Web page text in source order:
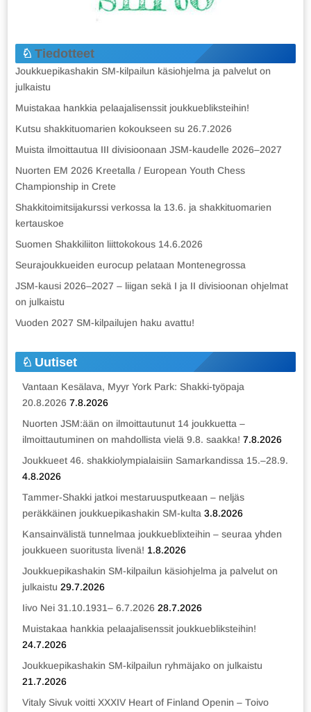
Tiedotteet
Joukkuepikashakin SM-kilpailun käsiohjelma ja palvelut on
julkaistu
Muistakaa hankkia pelaajalisenssit joukkuebliksteihin!
Kutsu shakkituomarien kokoukseen su 26.7.2026
Muista ilmoittautua III divisioonaan JSM-kaudelle 2026–2027
Nuorten EM 2026 Kreetalla / European Youth Chess
Championship in Crete
Shakkitoimitsijakurssi verkossa la 13.6. ja shakkituomarien
kertauskoe
Suomen Shakkiliiton liittokokous 14.6.2026
Seurajoukkueiden eurocup pelataan Montenegrossa
JSM-kausi 2026–2027 – liigan sekä I ja II divisioonan ohjelmat
on julkaistu
Vuoden 2027 SM-kilpailujen haku avattu!
Uutiset
Vantaan Kesälava, Myyr York Park: Shakki-työpaja
20.8.2026 7.8.2026
Nuorten JSM:ään on ilmoittautunut 14 joukkuetta –
ilmoittautuminen on mahdollista vielä 9.8. saakka! 7.8.2026
Joukkueet 46. shakkiolympialaisiin Samarkandissa 15.–28.9.
4.8.2026
Tammer-Shakki jatkoi mestaruusputkeaan – neljäs
peräkkäinen joukkuepikashakin SM-kulta 3.8.2026
Kansainvälistä tunnelmaa joukkueblixteihin – seuraa yhden
joukkueen suoritusta livenä! 1.8.2026
Joukkuepikashakin SM-kilpailun käsiohjelma ja palvelut on
julkaistu 29.7.2026
Iivo Nei 31.10.1931– 6.7.2026 28.7.2026
Muistakaa hankkia pelaajalisenssit joukkuebliksteihin!
24.7.2026
Joukkuepikashakin SM-kilpailun ryhmäjako on julkaistu
21.7.2026
Vitaly Sivuk voitti XXXIV Heart of Finland Openin – Toivo